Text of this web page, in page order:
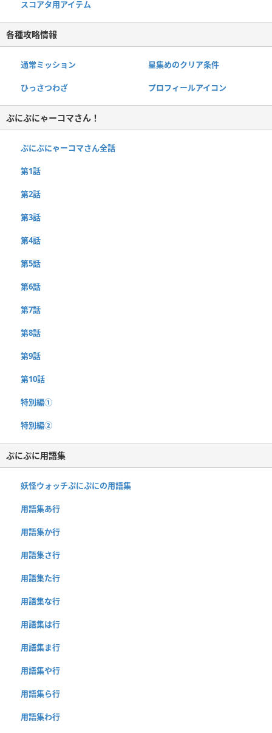
スコアタ用アイテム
各種攻略情報
通常ミッション 星集めのクリア条件
ひっさつわざ プロフィールアイコン
ぷにぷにゃーコマさん！
ぷにぷにゃーコマさん全話
第1話
第2話
第3話
第4話
第5話
第6話
第7話
第8話
第9話
第10話
特別編①
特別編②
ぷにぷに用語集
妖怪ウォッチぷにぷにの用語集
用語集あ行
用語集か行
用語集さ行
用語集た行
用語集な行
用語集は行
用語集ま行
用語集や行
用語集ら行
用語集わ行